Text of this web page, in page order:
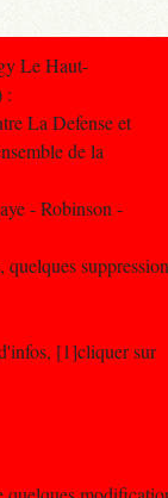
Le Haut-
:
La Defense et
de la
- Robinson -
[1]cliquer sur